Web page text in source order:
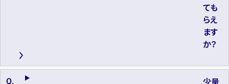
ても
らえ
ます
か？
少量